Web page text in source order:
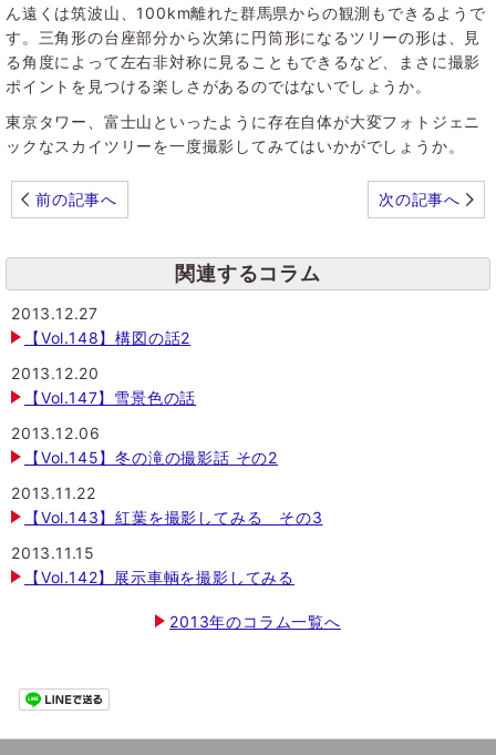
ん遠くは筑波山、100km離れた群馬県からの観測もできるようで
す。三角形の台座部分から次第に円筒形になるツリーの形は、見
る角度によって左右非対称に見ることもできるなど、まさに撮影
ポイントを見つける楽しさがあるのではないでしょうか。
東京タワー、富士山といったように存在自体が大変フォトジェニ
ックなスカイツリーを一度撮影してみてはいかがでしょうか。
前の記事へ 次の記事へ
関連するコラム
2013.12.27
【Vol.148】構図の話2
2013.12.20
【Vol.147】雪景色の話
2013.12.06
【Vol.145】冬の滝の撮影話 その2
2013.11.22
【Vol.143】紅葉を撮影してみる その3
2013.11.15
【Vol.142】展示車輌を撮影してみる
2013年のコラム一覧へ